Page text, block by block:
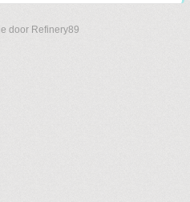
door Refinery89